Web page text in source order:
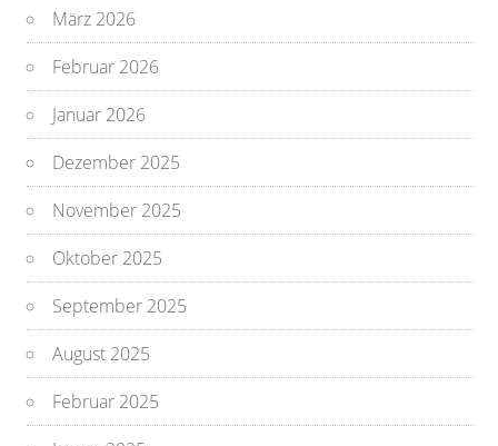
März 2026
Februar 2026
Januar 2026
Dezember 2025
November 2025
Oktober 2025
September 2025
August 2025
Februar 2025